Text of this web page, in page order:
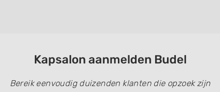
Kapsalon aanmelden Budel
Bereik eenvoudig duizenden klanten die opzoek zijn